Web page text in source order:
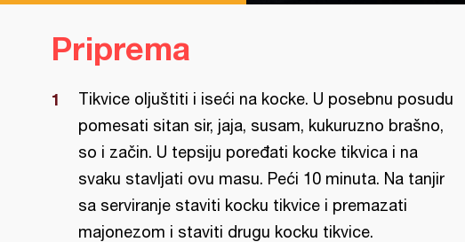
Priprema
Tikvice oljuštiti i iseći na kocke. U posebnu posudu
pomesati sitan sir, jaja, susam, kukuruzno brašno,
so i začin. U tepsiju poređati kocke tikvica i na
svaku stavljati ovu masu. Peći 10 minuta. Na tanjir
sa serviranje staviti kocku tikvice i premazati
majonezom i staviti drugu kocku tikvice.